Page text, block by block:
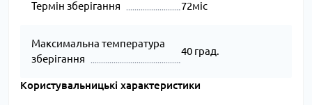
Термін зберігання 72міс
Максимальна температура
зберігання
40 град.
Користувальницькі характеристики